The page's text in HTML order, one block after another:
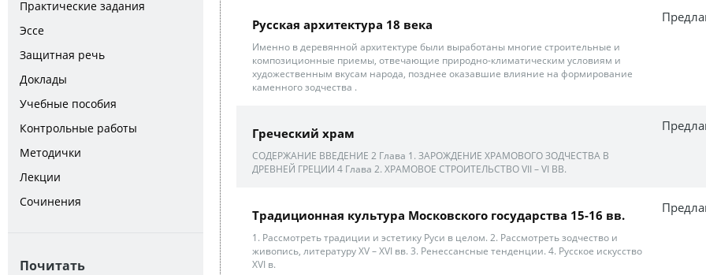
Практические задания
Эссе
Защитная речь
Доклады
Учебные пособия
Контрольные работы
Методички
Лекции
Сочинения
Почитать
Русская архитектура 18 века
Именно в деревянной архитектуре были выработаны многие строительные и
композиционные приемы, отвечающие природно-климатическим условиям и
художественным вкусам народа, позднее оказавшие влияние на формирование
каменного зодчества .
Греческий храм
СОДЕРЖАНИЕ ВВЕДЕНИЕ 2 Глава 1. ЗАРОЖДЕНИЕ ХРАМОВОГО ЗОДЧЕСТВА В
ДРЕВНЕЙ ГРЕЦИИ 4 Глава 2. ХРАМОВОЕ СТРОИТЕЛЬСТВО VII – VI ВВ.
Традиционная культура Московского государства 15-16 вв.
1. Рассмотреть традиции и эстетику Руси в целом. 2. Рассмотреть зодчество и
живопись, литературу ХV – ХVI вв. 3. Ренессансные тенденции. 4. Русское искусство
ХVI в.